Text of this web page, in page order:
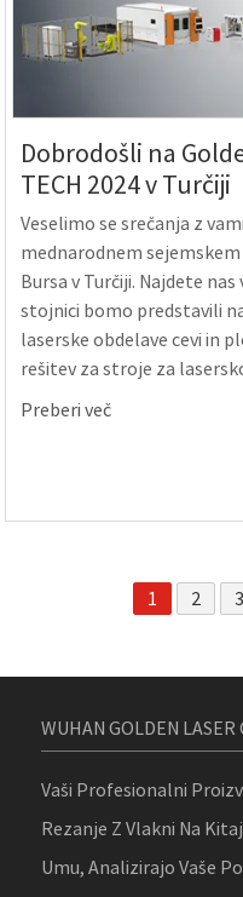
Dobrodošli na
TECH 2024 v Turčiji
Veselimo se srečanja z
mednarodnem
Bursa v Turčiji. Najdete
stojnici bomo predstavili
laserske obdelave cevi in
rešitev za stroje za
delov. Izkoristimo to
Preberi več
1 2 3
WUHAN GOLDEN LASER
Vaši Profesionalni
Rezanje Z Vlakni Na
Umu, Analizirajo Vaše